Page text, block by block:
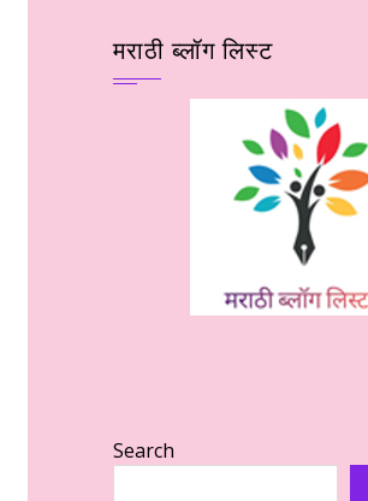
मराठी ब्लॉग लिस्ट
Search